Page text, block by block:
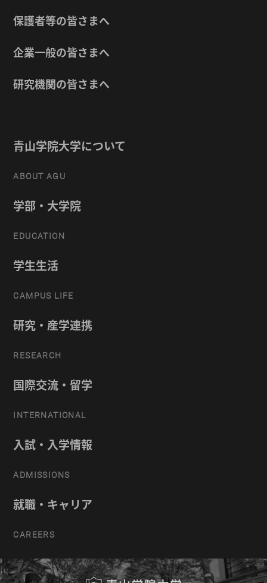
保護者等の皆さまへ
企業一般の皆さまへ
研究機関の皆さまへ
青山学院大学について
ABOUT AGU
学部・大学院
EDUCATION
学生生活
CAMPUS LIFE
研究・産学連携
RESEARCH
国際交流・留学
INTERNATIONAL
入試・入学情報
ADMISSIONS
就職・キャリア
CAREERS